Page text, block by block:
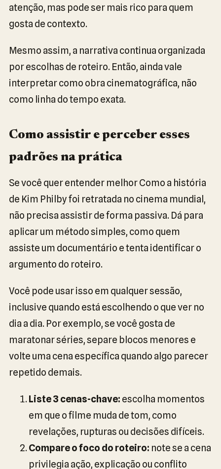
atenção, mas pode ser mais rico para quem
gosta de contexto.
Mesmo assim, a narrativa continua organizada
por escolhas de roteiro. Então, ainda vale
interpretar como obra cinematográfica, não
como linha do tempo exata.
Como assistir e perceber esses
padrões na prática
Se você quer entender melhor Como a história
de Kim Philby foi retratada no cinema mundial,
não precisa assistir de forma passiva. Dá para
aplicar um método simples, como quem
assiste um documentário e tenta identificar o
argumento do roteiro.
Você pode usar isso em qualquer sessão,
inclusive quando está escolhendo o que ver no
dia a dia. Por exemplo, se você gosta de
maratonar séries, separe blocos menores e
volte uma cena específica quando algo parecer
repetido demais.
Liste 3 cenas-chave: escolha momentos
em que o filme muda de tom, como
revelações, rupturas ou decisões difíceis.
Compare o foco do roteiro: note se a cena
privilegia ação, explicação ou conflito